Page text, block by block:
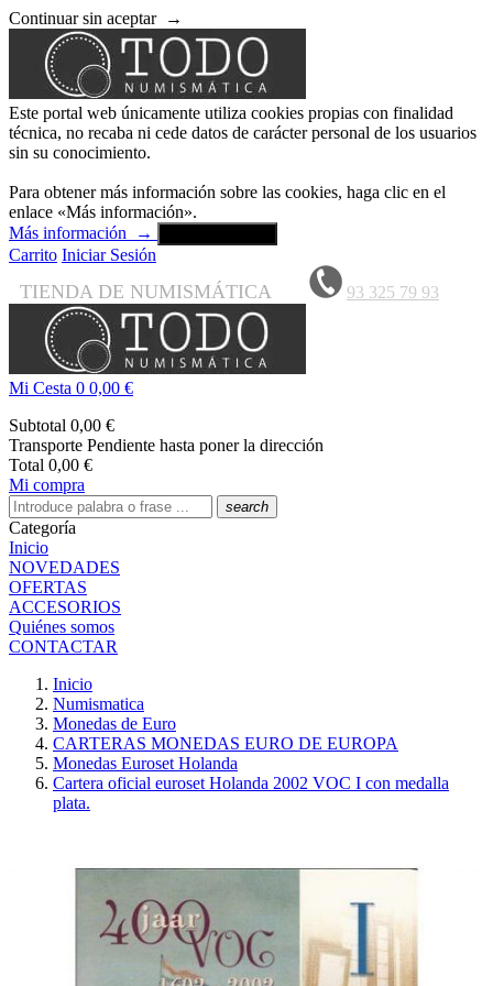
Continuar sin aceptar →
Este portal web únicamente utiliza cookies propias con finalidad
técnica, no recaba ni cede datos de carácter personal de los usuarios
sin su conocimiento.
Para obtener más información sobre las cookies, haga clic en el
enlace «Más información».
Más información
→
Carrito Iniciar Sesión
TIENDA DE NUMISMÁTICA 93 325 79 93
Mi Cesta 0 0,00 €
Subtotal 0,00 €
Transporte Pendiente hasta poner la dirección
Total 0,00 €
Mi compra
search
Categoría
Inicio
NOVEDADES
OFERTAS
ACCESORIOS
Quiénes somos
CONTACTAR
Inicio
Numismatica
Monedas de Euro
CARTERAS MONEDAS EURO DE EUROPA
Monedas Euroset Holanda
Cartera oficial euroset Holanda 2002 VOC I con medalla
plata.